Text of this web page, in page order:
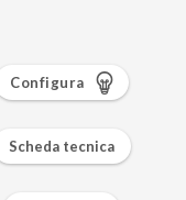
Configura
Scheda tecnica